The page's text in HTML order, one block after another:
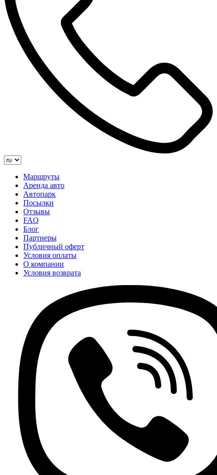
Маршруты
Аренда авто
Автопарк
Посылки
Отзывы
FAQ
Блог
Партнеры
Публичный оферт
Условия оплаты
О компании
Условия возврата